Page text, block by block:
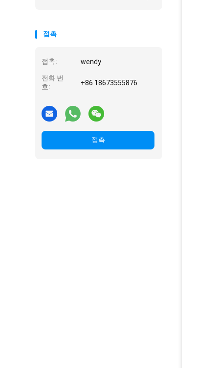
접촉
접촉: wendy
전화 번
호:
+86 18673555876
접촉